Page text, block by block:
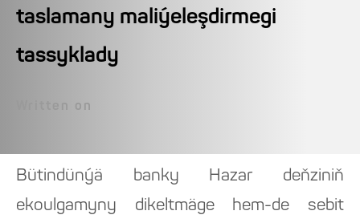
taslamany maliýeleşdirmegi
tassyklady
Written on
Bütindünýä banky Hazar deňziniň
ekoulgamyny dikeltmäge hem-de sebit